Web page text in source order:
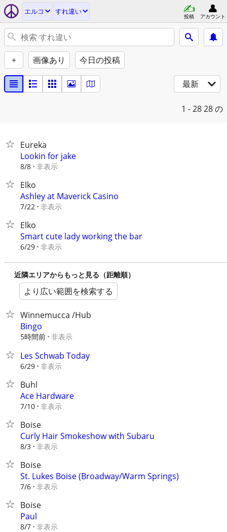
エルコ すれ違い
投稿 アカウント
+ 画像あり 今日の投稿
最新
1 - 2828 の
Eureka
Lookin for jake
8/8 非表示
Elko
Ashley at Maverick Casino
7/22 非表示
Elko
Smart cute lady working the bar
6/29 非表示
近隣エリアからもっと見る（距離順）
より広い範囲を検索する
Winnemucca /Hub
Bingo
5時間前 非表示
Les Schwab Today
6/29 非表示
Buhl
Ace Hardware
7/10 非表示
Boise
Curly Hair Smokeshow with Subaru
8/3 非表示
Boise
St. Lukes Boise (Broadway/Warm Springs)
7/6 非表示
Boise
Paul
8/7 非表示